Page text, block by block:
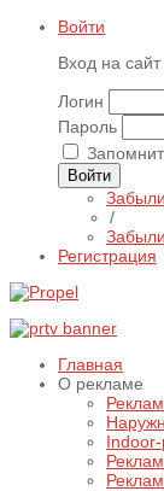
Войти
Вход на сайт
Логин
Пароль
Войти
/
Регистрация
Главная
О рекламе